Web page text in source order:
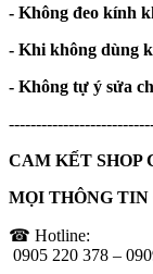
- Không đeo kính
- Khi không dùng
- Không tự ý sửa
CAM KẾT SHOP
MỌI THÔNG
☎ Hotline:
0905 220 378 –